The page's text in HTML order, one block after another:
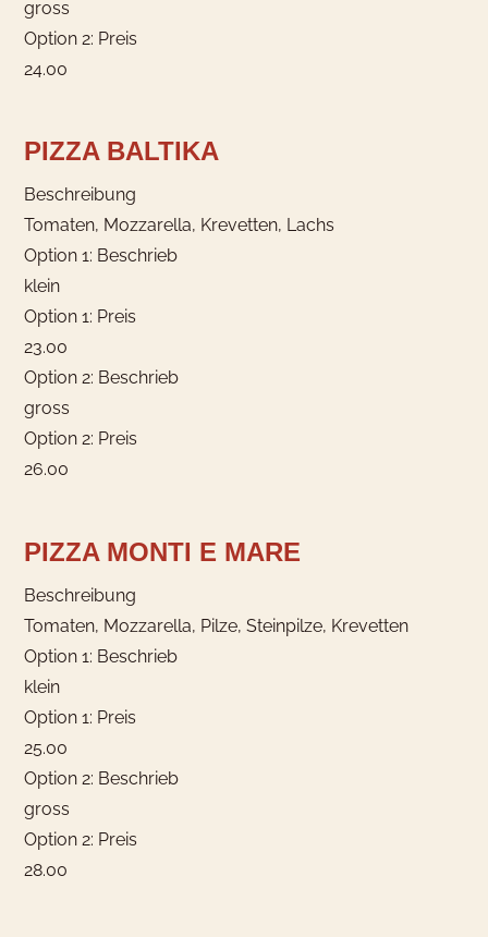
gross
Option 2: Preis
24.00
PIZZA BALTIKA
Beschreibung
Tomaten, Mozzarella, Krevetten, Lachs
Option 1: Beschrieb
klein
Option 1: Preis
23.00
Option 2: Beschrieb
gross
Option 2: Preis
26.00
PIZZA MONTI E MARE
Beschreibung
Tomaten, Mozzarella, Pilze, Steinpilze, Krevetten
Option 1: Beschrieb
klein
Option 1: Preis
25.00
Option 2: Beschrieb
gross
Option 2: Preis
28.00